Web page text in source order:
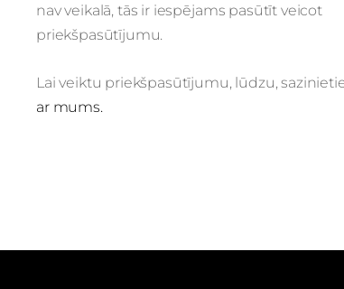
nav veikalā, tās ir iespējams pasūtīt veicot
priekšpasūtījumu.
Lai veiktu priekšpasūtījumu, lūdzu,
ar mums.